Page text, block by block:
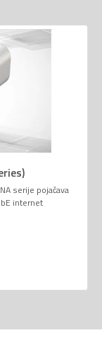
serije pojačava
internet